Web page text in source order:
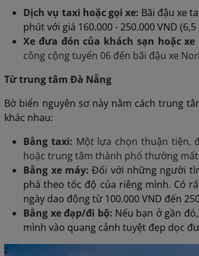
Dịch vụ taxi hoặc gọi xe: Bãi đậu xe
phút với giá 160.000 - 250.000 VND (6,5
Xe đưa đón của khách sạn hoặc xe
công cộng tuyến 06 đến bãi đậu xe
Từ trung tâm Đà Nẵng
Bờ biển nguyên sơ này nằm cách trung
khác nhau:
Bằng taxi: Một lựa chọn thuận tiện,
hoặc trung tâm thành phố thường
Bằng xe máy:Đối với những người
phá theo tốc độ của riêng mình. Có
ngày dao động từ 100.000 VND đến
Bằng xe đạp/đi bộ: Nếu bạn ở gần
mình vào quang cảnh tuyệt đẹp dọc